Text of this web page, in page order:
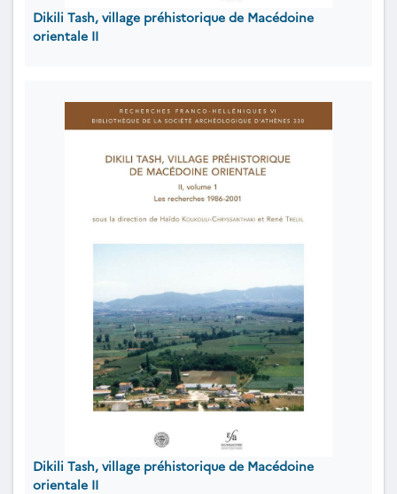
Dikili Tash, village préhistorique de Macédoine
orientale II
Dikili Tash, village préhistorique de Macédoine
orientale II